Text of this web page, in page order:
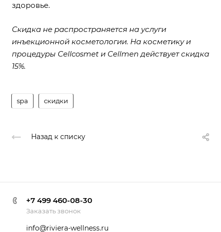
здоровье.
Скидка не распространяется на услуги
инъекционной косметологии. На косметику и
процедуры Cellcosmet и Cellmen действует скидка
15%.
spa скидки
Назад к списку
+7 499 460-08-30
Заказать звонок
info@riviera-wellness.ru